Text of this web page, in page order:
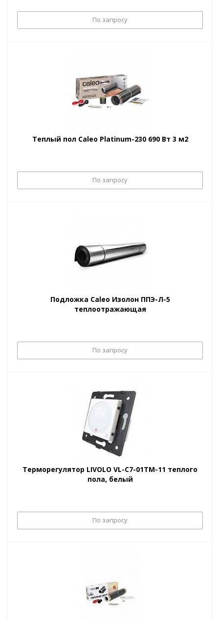
По запросу
Теплый пол Caleo Platinum-230 690 Вт 3 м2
По запросу
Подложка Caleo Изолон ППЭ-Л-5
теплоотражающая
По запросу
Терморегулятор LIVOLO VL-C7-01TM-11 теплого
пола, белый
По запросу